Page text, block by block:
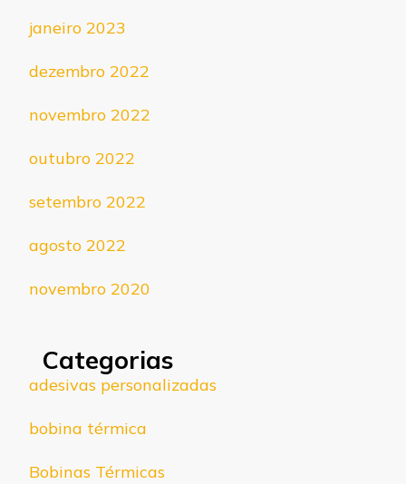
janeiro 2023
dezembro 2022
novembro 2022
outubro 2022
setembro 2022
agosto 2022
novembro 2020
Categorias
adesivas personalizadas
bobina térmica
Bobinas Térmicas